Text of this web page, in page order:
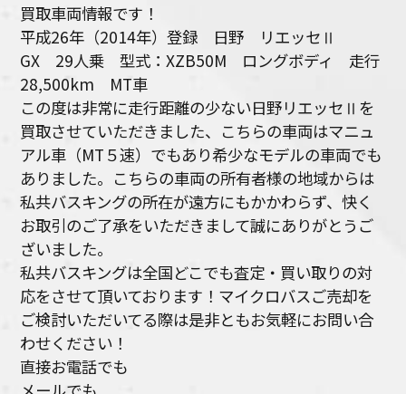
買取車両情報です！
平成26年（2014年）登録 日野 リエッセⅡ
GX 29人乗 型式：XZB50M ロングボディ 走行
28,500km MT車
この度は非常に走行距離の少ない日野リエッセⅡを
買取させていただきました、こちらの車両はマニュ
アル車（MT５速）でもあり希少なモデルの車両でも
ありました。こちらの車両の所有者様の地域からは
私共バスキングの所在が遠方にもかかわらず、快く
お取引のご了承をいただきまして誠にありがとうご
ざいました。
私共バスキングは全国どこでも査定・買い取りの対
応をさせて頂いております！マイクロバスご売却を
ご検討いただいてる際は是非ともお気軽にお問い合
わせください！
直接お電話でも